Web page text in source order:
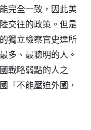
完全一致，因此美
交往的政策。但是
獨立檢察官史達所
多、最聰明的人。
戰略弱點的人之
「不能壓迫外國，